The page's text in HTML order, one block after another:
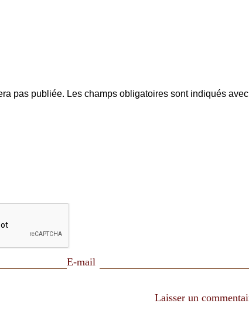
pas publiée. Les champs obligatoires sont indiqués avec
E-mail